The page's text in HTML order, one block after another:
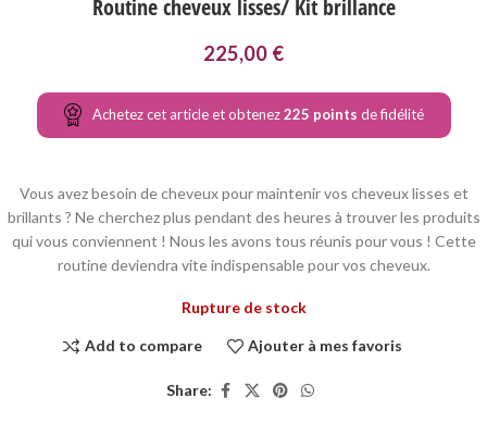
Routine cheveux lisses/ Kit brillance
225,00 €
Achetez cet article et obtenez225 points de fidélité
Vous avez besoin de cheveux pour maintenir vos cheveux lisses et
brillants ? Ne cherchez plus pendant des heures à trouver les produits
qui vous conviennent ! Nous les avons tous réunis pour vous ! Cette
routine deviendra vite indispensable pour vos cheveux.
Rupture de stock
Add to compare Ajouter à mes favoris
Share: